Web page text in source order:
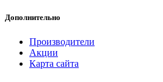
Дополнительно
Производители
Акции
Карта сайта